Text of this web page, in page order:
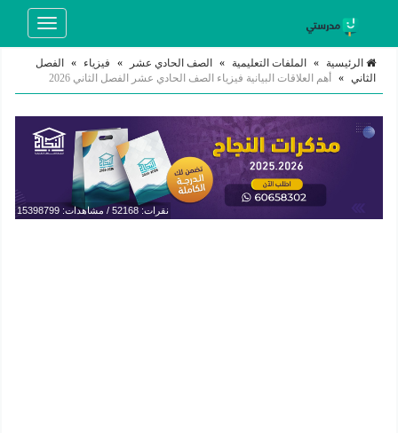
Toggle
الرئيسية » الملفات التعليمية » الصف الحادي عشر » فيزياء »
الفصل
الثاني » أهم العلاقات البيانية فيزياء الصف الحادي عشر الفصل الثاني 2026
نقرات: 52168 / مشاهدات: 15398799